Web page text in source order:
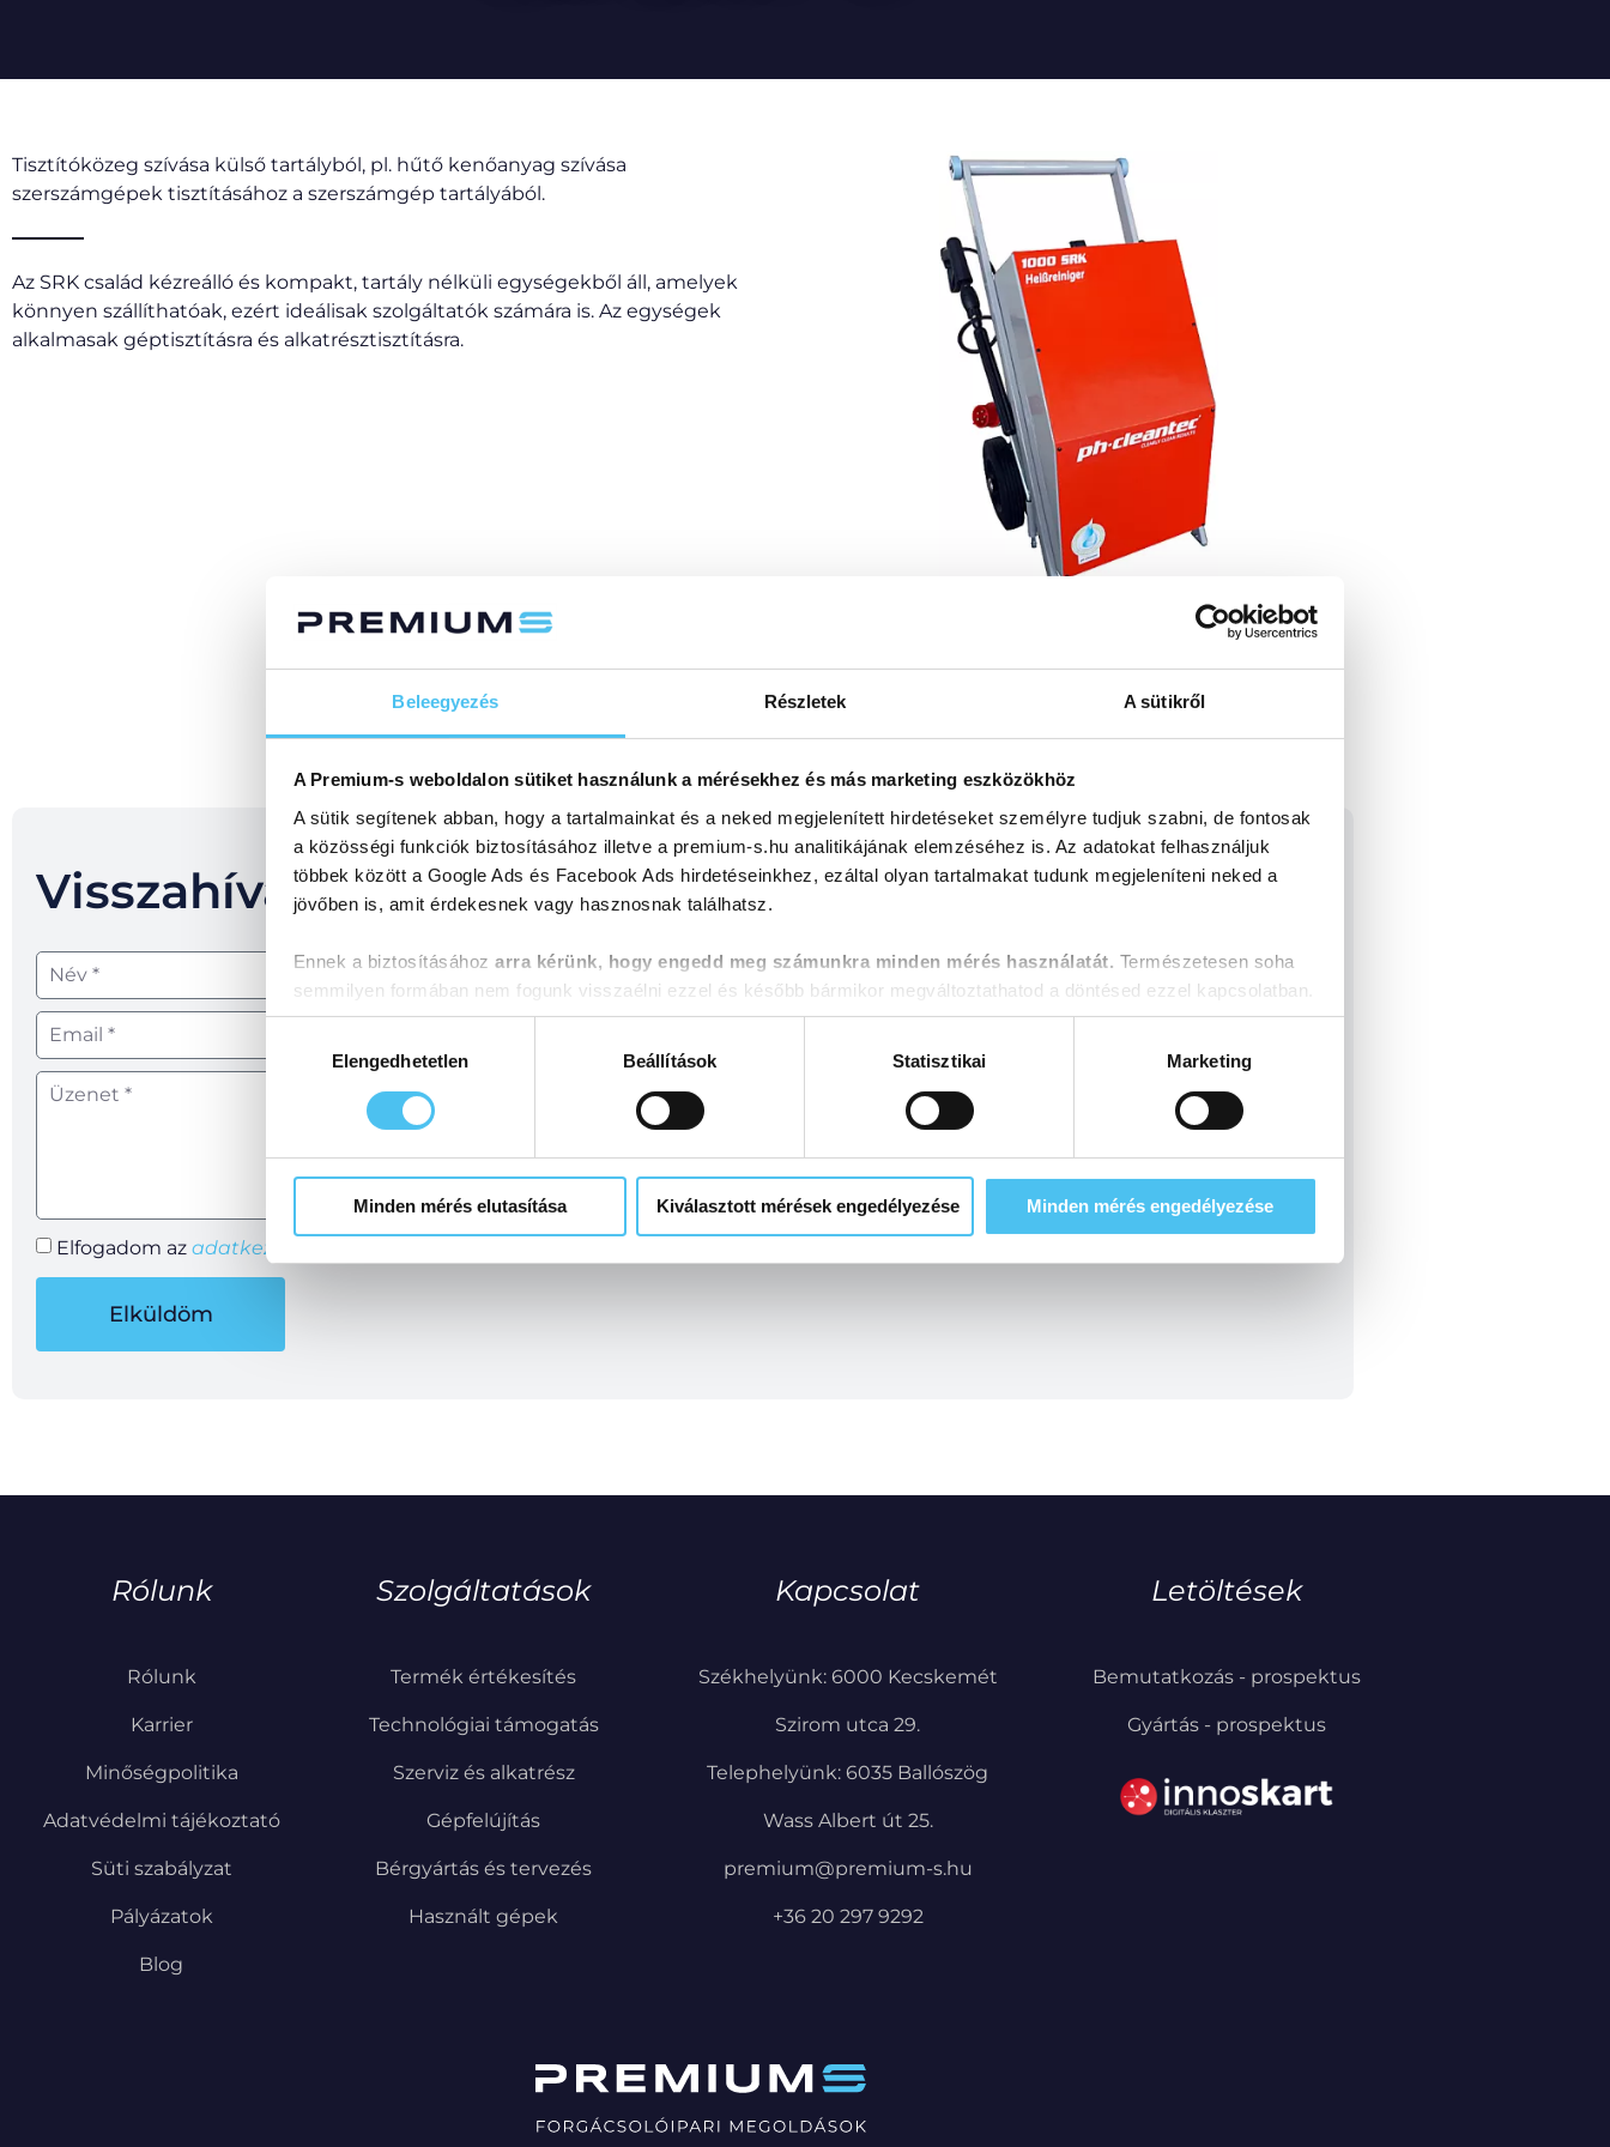
Beleegyezés Részletek A sütikről
A Premium-s weboldalon sütiket használunk a mérésekhez és más marketing eszközökhöz
A sütik segítenek abban, hogy a tartalmainkat és a neked megjelenített hirdetéseket személyre tudjuk szabni, de fontosak
a közösségi funkciók biztosításához illetve a premium-s.hu analitikájának elemzéséhez is. Az adatokat felhasználjuk
többek között a Google Ads és Facebook Ads hirdetéseinkhez, ezáltal olyan tartalmakat tudunk megjeleníteni neked a
jövőben is, amit érdekesnek vagy hasznosnak találhatsz.
Ennek a biztosításához arra kérünk, hogy engedd meg számunkra minden mérés használatát. Természetesen soha
semmilyen formában nem fogunk visszaélni ezzel és később bármikor megváltoztathatod a döntésed ezzel kapcsolatban.
Előre is köszönjük!
kiválasztásaElengedhetetlen Beállítások Statisztikai Marketing
Minden mérés elutasítása Kiválasztott mérések engedélyezése Minden mérés engedélyezése
Tisztítóközeg szívása külső tartályból, pl. hűtő kenőanyag szívása
szerszámgépek tisztításához a szerszámgép tartályából.
Az SRK család kézreálló és kompakt, tartály nélküli egységekből áll, amelyek
könnyen szállíthatóak, ezért ideálisak szolgáltatók számára is. Az egységek
alkalmasak géptisztításra és alkatrésztisztításra.
Visszahívást kérek!
Elfogadom az adatkezelési szabályzatot.
Elküldöm
Rólunk
Rólunk
Karrier
Minőségpolitika
Adatvédelmi tájékoztató
Süti szabályzat
Pályázatok
Blog
Szolgáltatások
Termék értékesítés
Technológiai támogatás
Szerviz és alkatrész
Gépfelújítás
Bérgyártás és tervezés
Használt gépek
Kapcsolat
Székhelyünk: 6000 Kecskemét
Szirom utca 29.
Telephelyünk: 6035 Ballószög
Wass Albert út 25.
premium@premium-s.hu
+36 20 297 9292
Letöltések
Bemutatkozás - prospektus
Gyártás - prospektus